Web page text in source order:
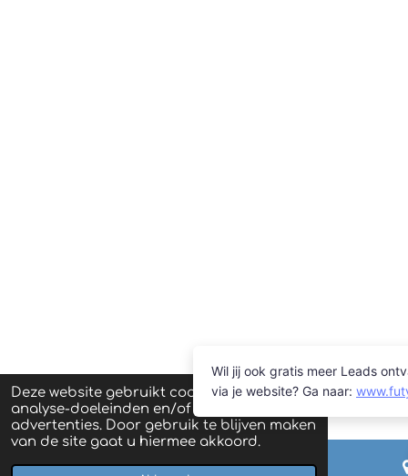
Deze website gebruikt cookies voor
analyse-doeleinden en/of het tonen van
advertenties. Door gebruik te blijven maken
van de site gaat u hiermee akkoord.